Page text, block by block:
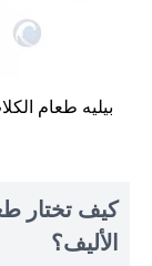
بيليه طعام
كيف تختار
الأليف؟